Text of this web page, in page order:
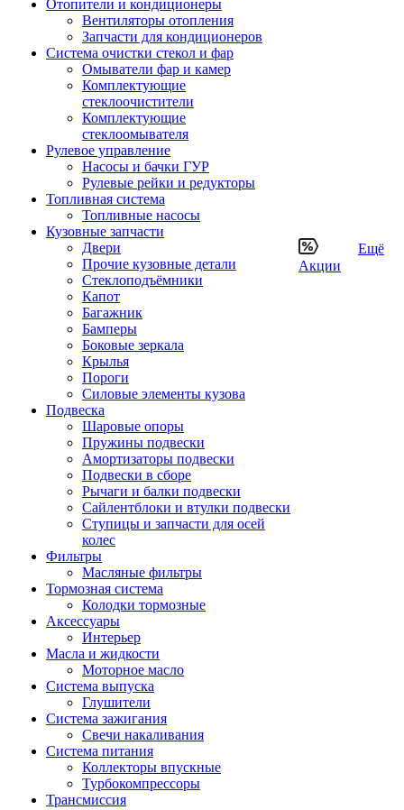
Отопители и кондиционеры
Вентиляторы отопления
Запчасти для кондиционеров
Система очистки стекол и фар
Омыватели фар и камер
Комплектующие
стеклоочистители
Комплектующие
стеклоомывателя
Рулевое управление
Насосы и бачки ГУР
Рулевые рейки и редукторы
Топливная система
Топливные насосы
Кузовные запчасти
Двери
Прочие кузовные детали
Стеклоподъёмники
Капот
Багажник
Бамперы
Боковые зеркала
Крылья
Пороги
Силовые элементы кузова
Подвеска
Шаровые опоры
Пружины подвески
Амортизаторы подвески
Подвески в сборе
Рычаги и балки подвески
Сайлентблоки и втулки подвески
Ступицы и запчасти для осей
колес
Фильтры
Масляные фильтры
Тормозная система
Колодки тормозные
Аксессуары
Интерьер
Масла и жидкости
Моторное масло
Система выпуска
Глушители
Система зажигания
Свечи накаливания
Система питания
Коллекторы впускные
Турбокомпрессоры
Трансмиссия
Акции
Ещё